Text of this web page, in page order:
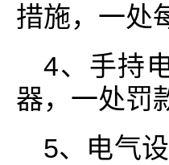
措施，一处
4、手持
器，一处罚
5、电气